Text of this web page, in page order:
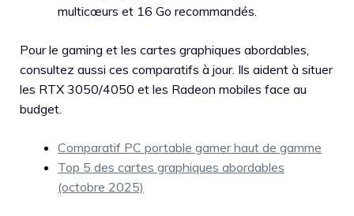
multicœurs et 16 Go recommandés.
Pour le gaming et les cartes graphiques abordables,
consultez aussi ces comparatifs à jour. Ils aident à situer
les RTX 3050/4050 et les Radeon mobiles face au
budget.
Comparatif PC portable gamer haut de gamme
Top 5 des cartes graphiques abordables
(octobre 2025)